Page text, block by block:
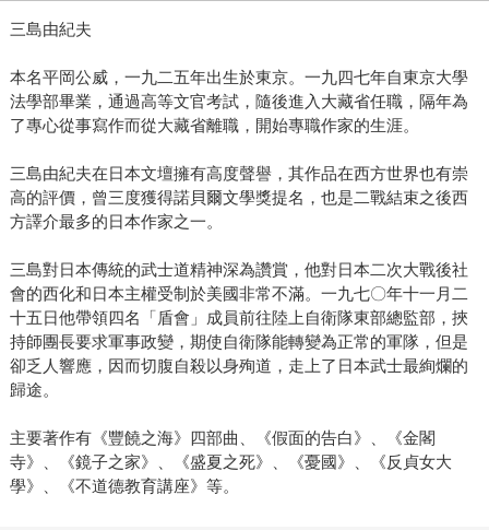
三島由紀夫
本名平岡公威，一九二五年出生於東京。一九四七年自東京大學
法學部畢業，通過高等文官考試，隨後進入大藏省任職，隔年為
了專心從事寫作而從大藏省離職，開始專職作家的生涯。
三島由紀夫在日本文壇擁有高度聲譽，其作品在西方世界也有崇
高的評價，曾三度獲得諾貝爾文學獎提名，也是二戰結束之後西
方譯介最多的日本作家之一。
三島對日本傳統的武士道精神深為讚賞，他對日本二次大戰後社
會的西化和日本主權受制於美國非常不滿。一九七〇年十一月二
十五日他帶領四名「盾會」成員前往陸上自衛隊東部總監部，挾
持師團長要求軍事政變，期使自衛隊能轉變為正常的軍隊，但是
卻乏人響應，因而切腹自殺以身殉道，走上了日本武士最絢爛的
歸途。
主要著作有《豐饒之海》四部曲、《假面的告白》、《金閣
寺》、《鏡子之家》、《盛夏之死》、《憂國》、《反貞女大
學》、《不道德教育講座》等。